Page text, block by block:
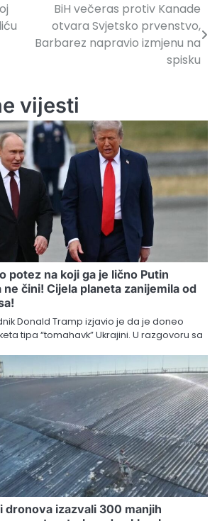
BiH večeras protiv Kanade
otvara Svjetsko prvenstvo,
Barbarez napravio izmjenu na
spisku
vijesti
potez na koji ga je lično Putin
čini! Cijela planeta zanijemila od
Donald Tramp izjavio je da je doneo
tipa “tomahavk” Ukrajini. U razgovoru sa
dronova izazvali 300 manjih